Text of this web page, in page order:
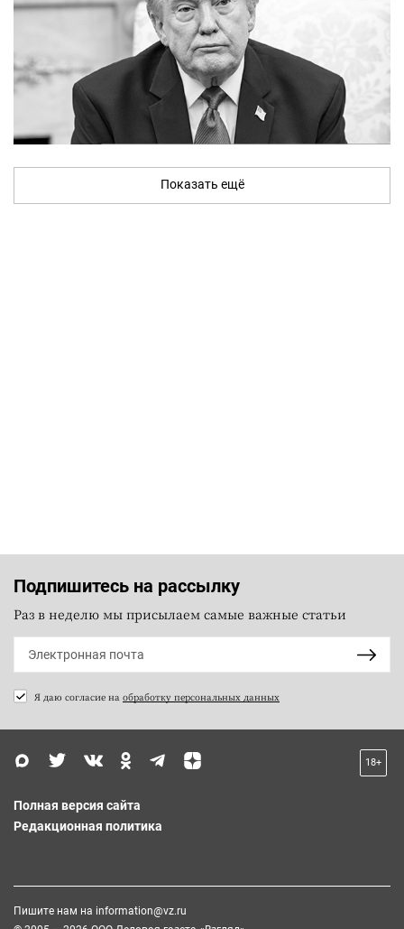
Показать ещё
Подпишитесь на рассылку
Раз в неделю мы присылаем самые важные статьи
Я даю согласие на обработку персональных данных
18+
Полная версия сайта
Редакционная политика
Пишите нам на information@vz.ru